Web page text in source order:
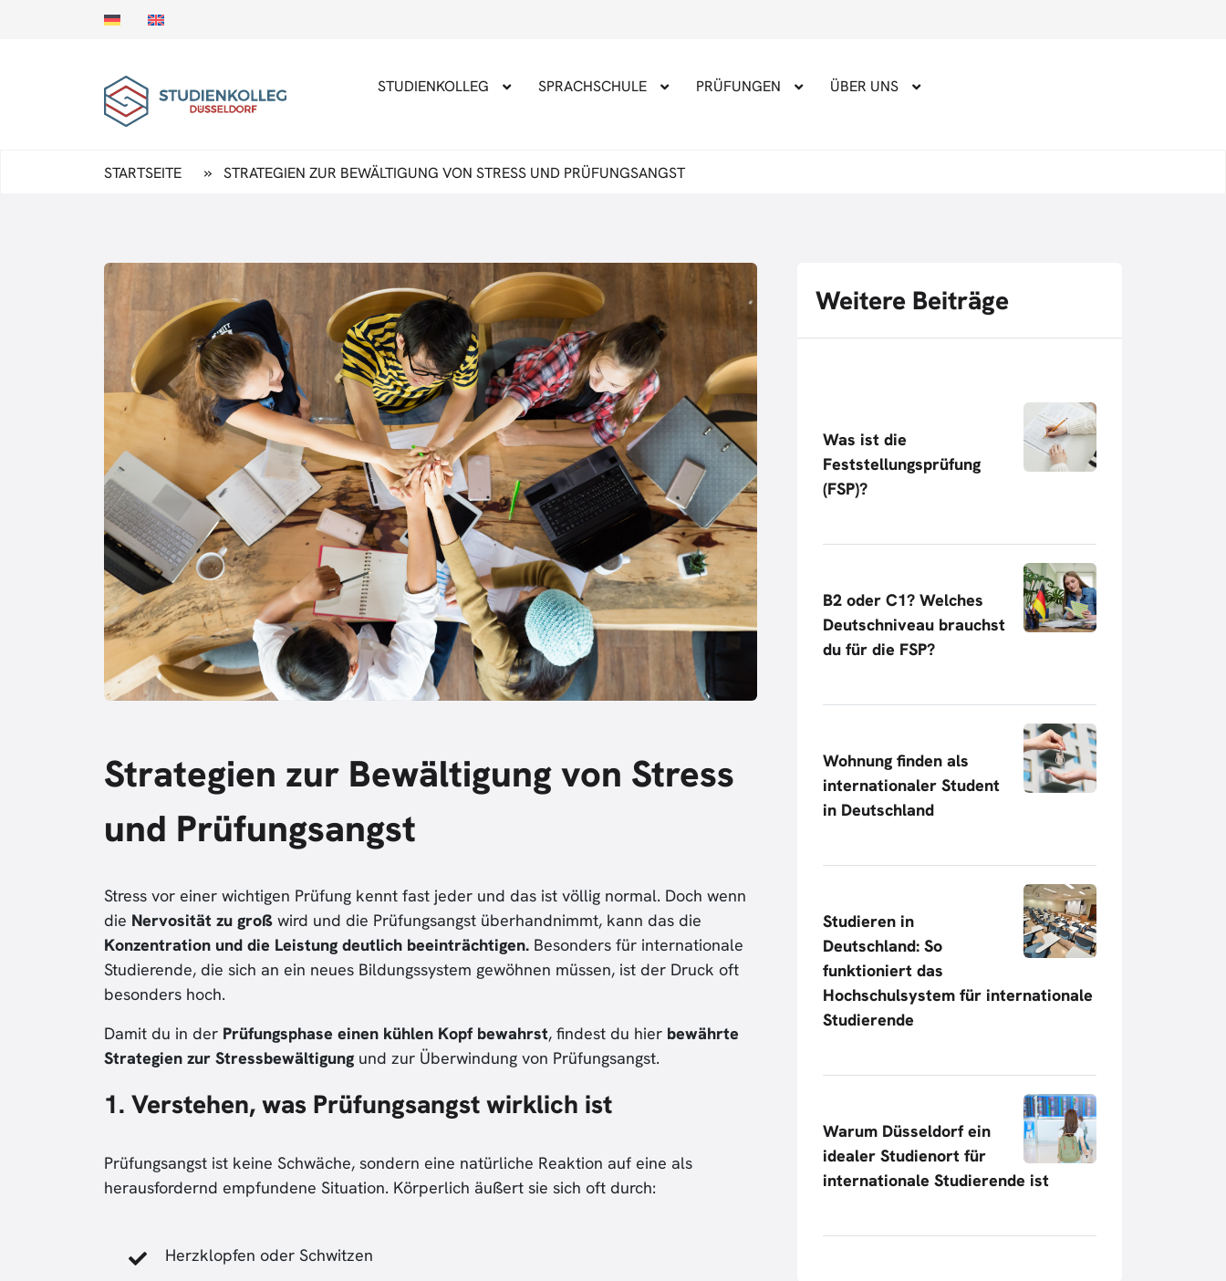
STUDIENKOLLEG SPRACHSCHULE PRÜFUNGEN ÜBER UNS
STARTSEITE » STRATEGIEN ZUR BEWÄLTIGUNG VON STRESS UND PRÜFUNGSANGST
Strategien zur Bewältigung von Stress
und Prüfungsangst
Stress vor einer wichtigen Prüfung kennt fast jeder und das ist völlig normal. Doch wenn
die Nervosität zu groß wird und die Prüfungsangst überhandnimmt, kann das die
Konzentration und die Leistung deutlich beeinträchtigen. Besonders für internationale
Studierende, die sich an ein neues Bildungssystem gewöhnen müssen, ist der Druck oft
besonders hoch.
Damit du in der Prüfungsphase einen kühlen Kopf bewahrst, findest du hier bewährte
Strategien zur Stressbewältigung und zur Überwindung von Prüfungsangst.
1. Verstehen, was Prüfungsangst wirklich ist
Prüfungsangst ist keine Schwäche, sondern eine natürliche Reaktion auf eine als
herausfordernd empfundene Situation. Körperlich äußert sie sich oft durch:
Herzklopfen oder Schwitzen
Weitere Beiträge
Was ist die
Feststellungsprüfung
(FSP)?
B2 oder C1? Welches
Deutschniveau brauchst
du für die FSP?
Wohnung finden als
internationaler Student
in Deutschland
Studieren in
Deutschland: So
funktioniert das
Hochschulsystem für internationale
Studierende
Warum Düsseldorf ein
idealer Studienort für
internationale Studierende ist